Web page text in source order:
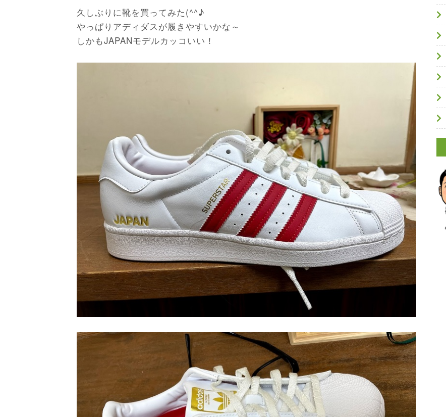
久しぶりに靴を買ってみた(^^♪
やっぱりアディダスが履きやすいかな～
しかもJAPANモデルカッコいい！